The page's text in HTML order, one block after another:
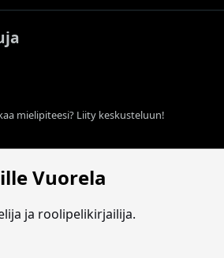
mielipiteesi? Liity keskusteluun!
Vuorela
ja roolipelikirjailija.